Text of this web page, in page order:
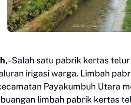
- Salah satu pabrik kertas
irigasi warga. Limbah
Payakumbuh Utara
limbah pabrik kertas